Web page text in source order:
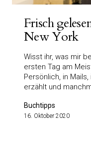
Frisch
New York
Wisst ihr, was mir
ersten Tag am
Persönlich, in
erzählt und
Buchtipps
16. Oktober 2020